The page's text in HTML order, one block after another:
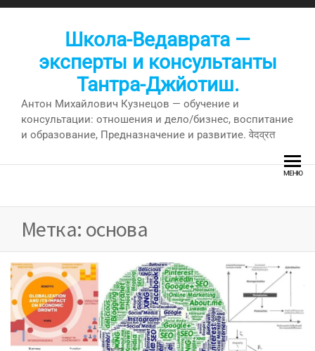
Перейти
Школа-Ведаврата —
эксперты и консультанты
Тантра-Джйотиш.
Антон Михайлович Кузнецов — обучение и
консультации: отношения и дело/бизнес, воспитание
и образование, Предназначение и развитие. वेदव्रत
МЕНЮ
Метка: основа